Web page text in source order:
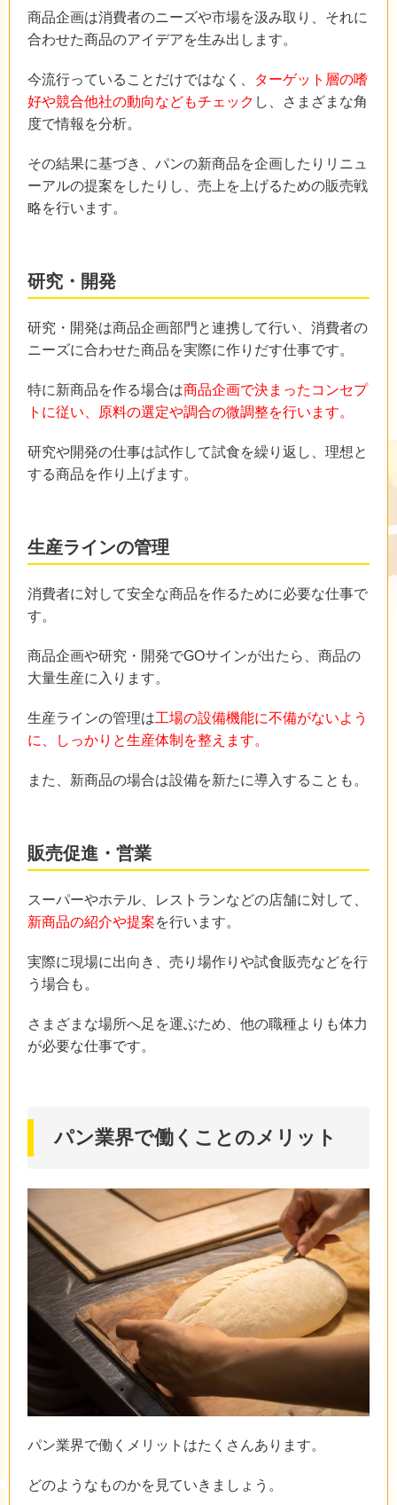
商品企画は消費者のニーズや市場を汲み取り、それに
合わせた商品のアイデアを生み出します。
今流行っていることだけではなく、
ターゲット層の嗜
好や競合他社の動向などもチェック し、さまざまな角
度で情報を分析。
その結果に基づき、パンの新商品を企画したりリニュ
ーアルの提案をしたりし、売上を上げるための販売戦
略を行います。
研究・開発
研究・開発は商品企画部門と連携して行い、消費者の
ニーズに合わせた商品を実際に作りだす仕事です。
特に新商品を作る場合は商品企画で決まったコンセプ
トに従い、原料の選定や調合の微調整を行います。
研究や開発の仕事は試作して試食を繰り返し、理想と
する商品を作り上げます。
生産ラインの管理
消費者に対して安全な商品を作るために必要な仕事で
す。
商品企画や研究・開発でGOサインが出たら、商品の
大量生産に入ります。
生産ラインの管理は工場の設備機能に不備がないよう
に、しっかりと生産体制を整えます。
また、新商品の場合は設備を新たに導入することも。
販売促進・営業
スーパーやホテル、レストランなどの店舗に対して、
新商品の紹介や提案を行います。
実際に現場に出向き、売り場作りや試食販売などを行
う場合も。
さまざまな場所へ足を運ぶため、他の職種よりも体力
が必要な仕事です。
パン業界で働くことのメリット
パン業界で働くメリットはたくさんあります。
どのようなものかを見ていきましょう。